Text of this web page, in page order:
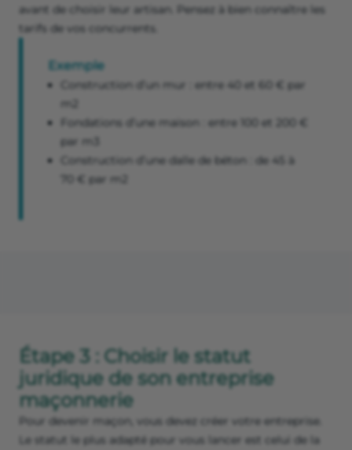
avant de choisir leur artisan. Pensez à bien connaître les
tarifs de vos concurrents.
Exemple
Construction d’un mur : entre 40 et 60 € par
m2
Fondations d’une maison : entre 100 et 200 €
par m3
Construction d’une dalle de béton : de 45 à
70 € par m2
Étape 3 : Choisir le statut
juridique de son entreprise
maçonnerie
Pour devenir maçon, vous devez créer votre entreprise.
Le statut le plus adapté pour vous lancer est celui de la